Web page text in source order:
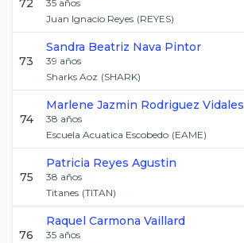
72 35 años
Juan Ignacio Reyes (REYES)
73
Sandra Beatriz Nava Pintor
39 años
Sharks Aoz (SHARK)
74
Marlene Jazmin Rodriguez Vidales
38 años
Escuela Acuatica Escobedo (EAME)
75
Patricia Reyes Agustin
38 años
Titanes (TITAN)
76
Raquel Carmona Vaillard
35 años